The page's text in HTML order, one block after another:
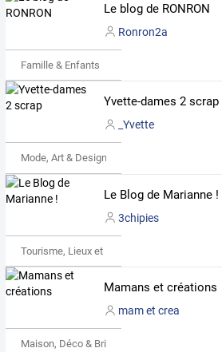
Le blog de RONRON
Ronron2a
Famille & Enfants
Yvette-dames 2 scrap
_Yvette
Mode, Art & Design
Le Blog de Marianne !
3chipies
Tourisme, Lieux et Événements
Mamans et créations
mam et crea
Maison, Déco & Bricolage